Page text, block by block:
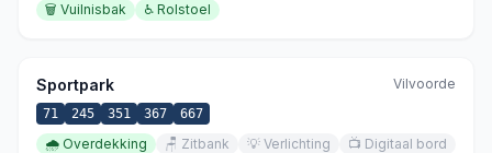
🗑️ Vuilnisbak ♿ Rolstoel
Sportpark Vilvoorde
71 245 351 367 667
🌧️ Overdekking 🪑 Zitbank 💡 Verlichting 📺 Digitaal bord